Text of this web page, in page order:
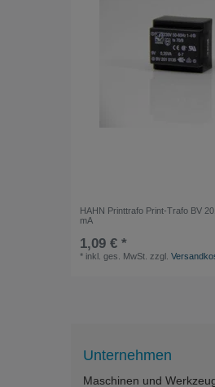
HAHN Printtrafo Print-Trafo BV
mA
1,09 € *
* inkl. ges. MwSt. zzgl.
Unternehmen
Maschinen und